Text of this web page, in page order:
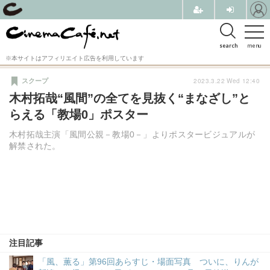
menu
search
※本サイトはアフィリエイト広告を利用しています
木村拓哉“風間”の全てを見抜く“まなざし”と
らえる「教場0」ポスター
木村拓哉主演「風間公親－教場0－」よりポスタービジュアルが
解禁された。
スクープ
注目記事
「風、薫る」第96回あらすじ・場面写真 ついに、りんが
2023.3.22 Wed 12:40